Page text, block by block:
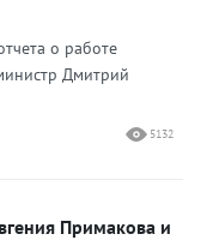
о работе
Дмитрий
5132
Примакова и